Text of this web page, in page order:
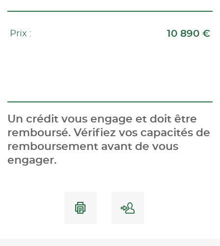
Prix : 10 890 €
Un crédit vous engage et doit être
remboursé. Vérifiez vos capacités de
remboursement avant de vous
engager.